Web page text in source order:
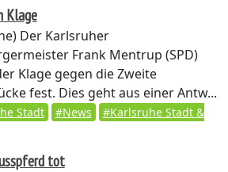
Klage
Der Karlsruher
Frank Mentrup (SPD)
Klage gegen die Zweite
fest. Dies geht aus einer Antw...
Stadt #News
#Karlsruhe Stadt &
tot